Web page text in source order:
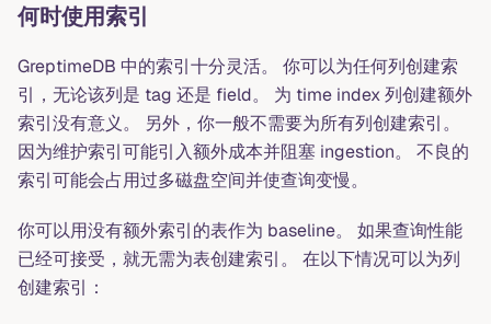
何时使用索引
GreptimeDB 中的索引十分灵活。 你可以为任何列创建索
引，无论该列是 tag 还是 field。 为 time index 列创建额外
索引没有意义。 另外，你一般不需要为所有列创建索引。
因为维护索引可能引入额外成本并阻塞 ingestion。 不良的
索引可能会占用过多磁盘空间并使查询变慢。
你可以用没有额外索引的表作为 baseline。 如果查询性能
已经可接受，就无需为表创建索引。 在以下情况可以为列
创建索引：